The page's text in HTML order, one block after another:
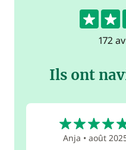
4.5
172
Ils ont
Anja • août